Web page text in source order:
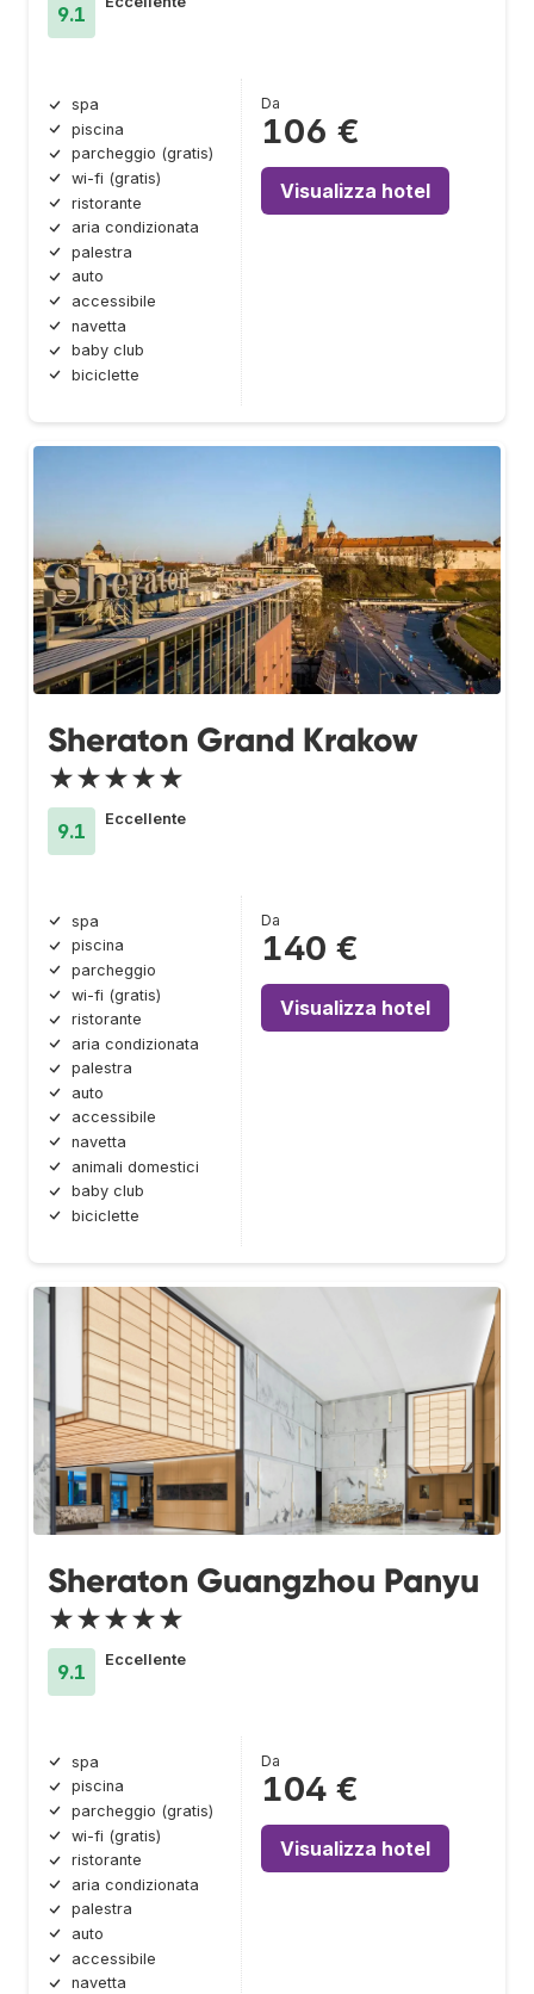
9.1
spa
piscina
parcheggio (gratis)
wi-fi (gratis)
ristorante
aria condizionata
palestra
auto
accessibile
navetta
baby club
biciclette
Da
106 €
Visualizza hotel
Sheraton Grand Krakow
★★★★★
9.1
Eccellente
spa
piscina
parcheggio
wi-fi (gratis)
ristorante
aria condizionata
palestra
auto
accessibile
navetta
animali domestici
baby club
biciclette
Da
140 €
Visualizza hotel
Sheraton Guangzhou Panyu
★★★★★
9.1
Eccellente
spa
piscina
parcheggio (gratis)
wi-fi (gratis)
ristorante
aria condizionata
palestra
auto
accessibile
navetta
Da
104 €
Visualizza hotel